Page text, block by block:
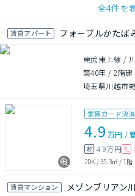
全4件を
賃貸アパート フォーブルかたば
東武東上線 /
築40年 /2階建
埼玉県川越市
家賃カード決
4.9 万円 /
敷 4.9万円 礼
2DK /35.3㎡ / 1階
賃貸マンション メゾンブリアン